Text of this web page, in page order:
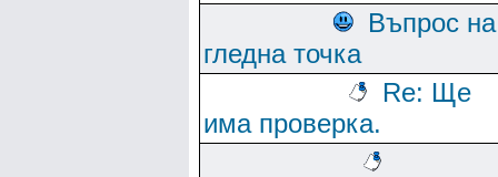
Въпрос на
гледна точка
Re: Ще
има проверка.